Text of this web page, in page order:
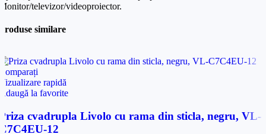
Trimite solicitarea
Telefon *
Cerințele tale (proiect, buget, termen, alte produse)
televizor/videoproiector.
similare
rapidă
la favorite
cvadrupla Livolo cu rama din sticla, negru, VL-
12